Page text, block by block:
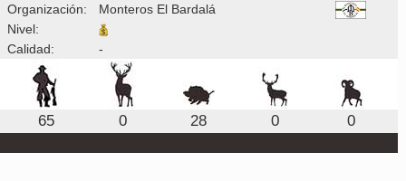
Organización:
Monteros El Bardalá
Nivel:
Calidad:
-
65 0 28 0 0